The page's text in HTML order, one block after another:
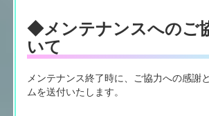
◆メンテナンスへのご
いて
メンテナンス終了時に、ご協力への感謝
ムを送付いたします。